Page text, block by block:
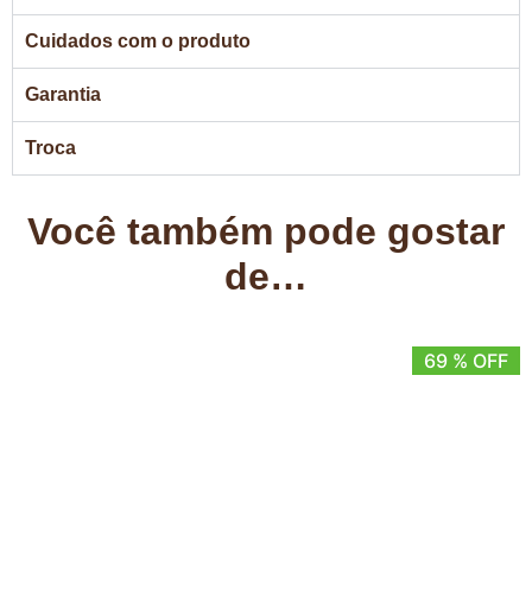
Cuidados com o produto
Garantia
Troca
Você também pode gostar
de…
69 % OFF